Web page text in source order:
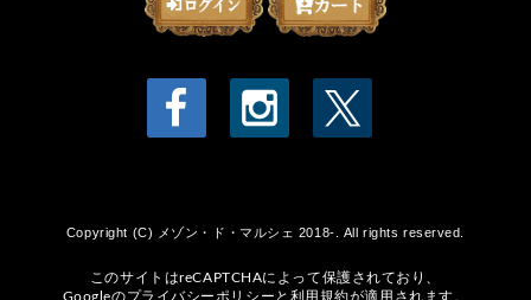
Copyright (C) メゾン・ド・マルシェ 2018-. All rights reserved.
このサイトはreCAPTCHAによって保護されており、
Googleのプライバシーポリシー と 利用規約が適用されます。